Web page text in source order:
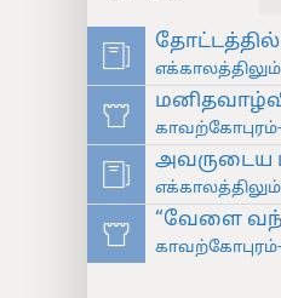
தோட்டத்தில்
அவருடைய
“வேளை